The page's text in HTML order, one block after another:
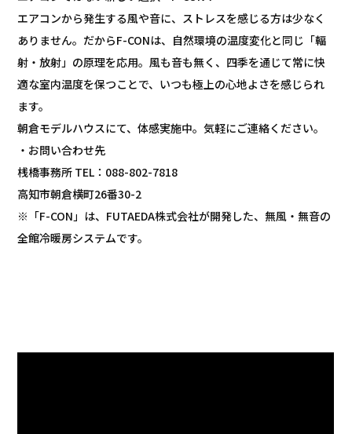
エアコンから発生する風や音に、ストレスを感じる方は少なく
ありません。だからF-CONは、自然環境の温度変化と同じ「輻
射・放射」の原理を応用。風も音も無く、四季を通じて常に快
適な室内温度を保つことで、いつも極上の心地よさを感じられ
ます。
朝倉モデルハウスにて、体感実施中。気軽にご連絡ください。
・お問い合わせ先
桟橋事務所 TEL：088-802-7818
高知市朝倉横町26番30-2
※「F-CON」は、FUTAEDA株式会社が開発した、無風・無音の
全館冷暖房システムです。